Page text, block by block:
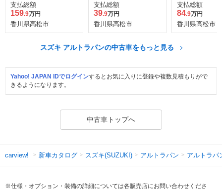
支払総額
159.9万円
香川県高松市
支払総額
39.9万円
香川県高松市
支払総額
84.9万円
香川県高松市
スズキ アルトラパンの中古車をもっと見る
Yahoo! JAPAN IDでログインするとお気に入りに登録や複数見積もりがで
きるようになります。
中古車トップへ
carview! 新車カタログ スズキ(SUZUKI) アルトラパン アルトラパ
※仕様・オプション・装備の詳細については各販売店にお問い合わせくださ